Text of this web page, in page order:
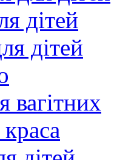
дітей
дітей
вагітних